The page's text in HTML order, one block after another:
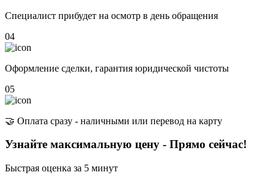
Специалист прибудет на осмотр в день обращения
04
Оформление сделки, гарантия юридической чистоты
05
🤝 Оплата сразу - наличными или перевод на карту
Узнайте максимальную цену - Прямо сейчас!
Быстрая оценка за 5 минут